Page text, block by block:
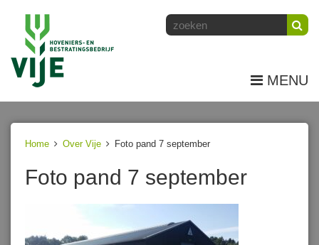
MENU
Home Over Vije Foto pand 7 september
Foto pand 7 september